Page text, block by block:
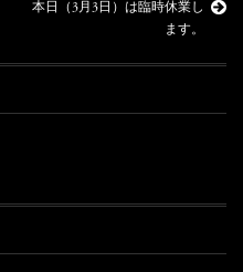
本日（3月3日）は臨時休業し
ます。